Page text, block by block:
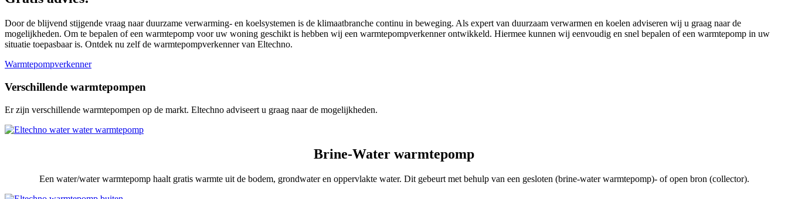
Door de blijvend stijgende vraag naar duurzame verwarming- en koelsystemen is de klimaatbranche continu in beweging. Als expert van duurzaam verwarmen en koelen adviseren wij u graag naar de
mogelijkheden. Om te bepalen of een warmtepomp voor uw woning geschikt is hebben wij een warmtepompverkenner ontwikkeld. Hiermee kunnen wij eenvoudig en snel bepalen of een warmtepomp in uw
situatie toepasbaar is. Ontdek nu zelf de warmtepompverkenner van Eltechno.
Warmtepompverkenner
Verschillende warmtepompen
Er zijn verschillende warmtepompen op de markt. Eltechno adviseert u graag naar de mogelijkheden.
Brine-Water warmtepomp
Een water/water warmtepomp haalt gratis warmte uit de bodem, grondwater en oppervlakte water. Dit gebeurt met behulp van een gesloten (brine-water warmtepomp)- of open bron (collector).